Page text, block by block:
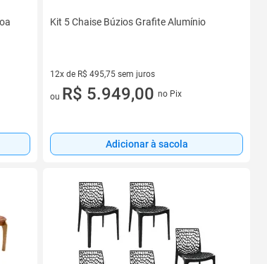
Kit 5 Chaise Búzios Grafite Alumínio
12x de R$ 495,75 sem juros
12 vez de R$ 495,75 sem juros
ou R$ 5.949,00 no Pix
Adicionar à sacola